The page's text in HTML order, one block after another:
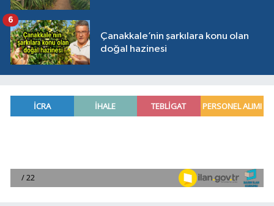
Çanakkale’nin şarkılara konu olan
doğal hazinesi
6